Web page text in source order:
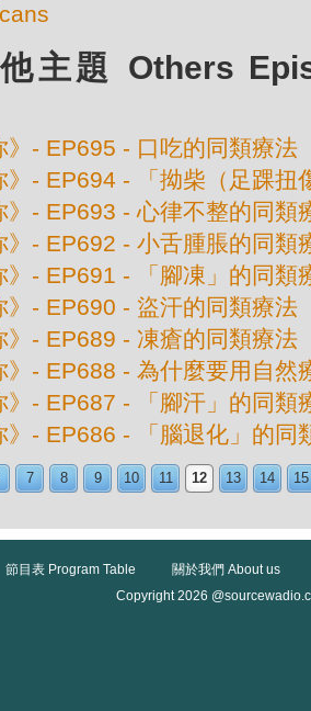
主題 Others
》- EP695 - 口吃的同類療法
》- EP694 - 「拗柴（足踝扭
》- EP693 - 心律不整的同類
》- EP692 - 小舌腫脹的同類
》- EP691 - 「腳凍」的同類
》- EP690 - 盜汗的同類療法
》- EP689 - 凍瘡的同類療法
》- EP688 - 為什麼要用自然
》- EP687 - 「腳汗」的同類
》- EP686 - 「腦退化」的同
7 8 9 10 11 12 13 14 15
節目表 Program Table
關於我們 About us
Copyright 2026